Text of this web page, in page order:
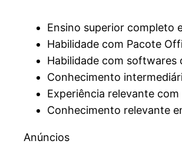
Ensino superior completo
Habilidade com Pacote
Habilidade com softwares
Conhecimento
Experiência relevante
Conhecimento relevante
Anúncios